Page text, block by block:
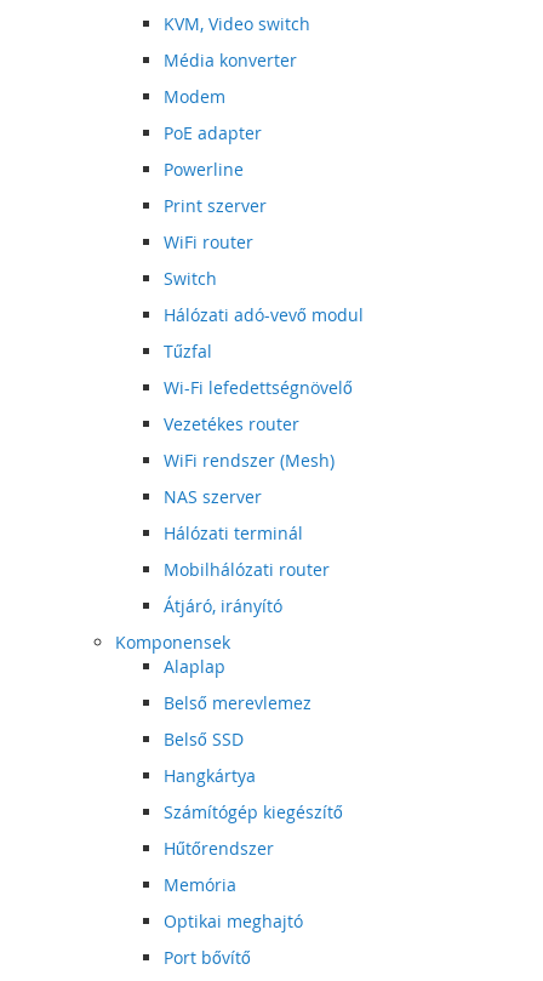
KVM, Video switch
Média konverter
Modem
PoE adapter
Powerline
Print szerver
WiFi router
Switch
Hálózati adó-vevő modul
Tűzfal
Wi-Fi lefedettségnövelő
Vezetékes router
WiFi rendszer (Mesh)
NAS szerver
Hálózati terminál
Mobilhálózati router
Átjáró, irányító
Komponensek
Alaplap
Belső merevlemez
Belső SSD
Hangkártya
Számítógép kiegészítő
Hűtőrendszer
Memória
Optikai meghajtó
Port bővítő